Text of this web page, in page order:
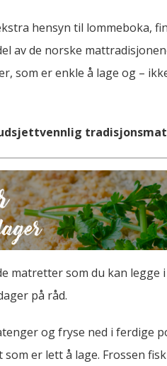
hensyn til lommeboka,
av de norske
som er enkle å lage og –
matretter som du kan legge
på råd.
og fryse ned i ferdige
som er lett å lage. Frossen